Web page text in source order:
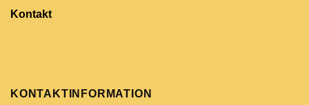
Kontakt
KONTAKTINFORMATION